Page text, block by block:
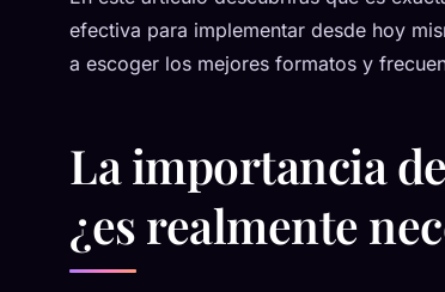
efectiva para implementar desde hoy
a escoger los mejores formatos y
La importancia
¿es realmente